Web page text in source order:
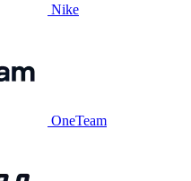
Nike
OneTeam